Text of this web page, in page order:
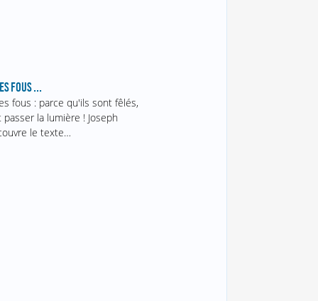
FOUS ...
fous : parce qu'ils sont fêlés,
passer la lumière ! Joseph
le texte…